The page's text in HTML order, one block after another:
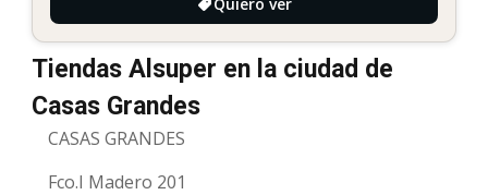
Tiendas Alsuper en la ciudad de
Casas Grandes
CASAS GRANDES
Fco.I Madero 201